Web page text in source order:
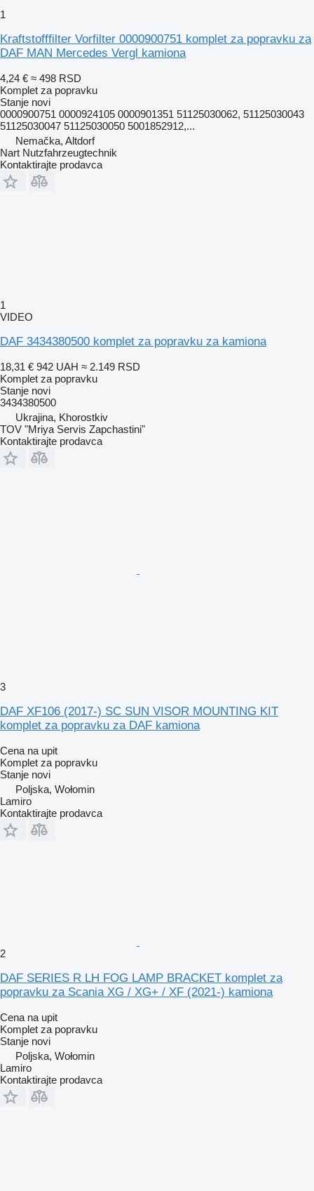
1
Kraftstofffilter Vorfilter 0000900751 komplet za popravku za
DAF MAN Mercedes Vergl kamiona
4,24 € ≈ 498 RSD
Komplet za popravku
Stanje novi
0000900751 0000924105 0000901351 51125030062, 51125030043
51125030047 51125030050 5001852912,...
Nemačka, Altdorf
Nart Nutzfahrzeugtechnik
Kontaktirajte prodavca
1
VIDEO
DAF 3434380500 komplet za popravku za kamiona
18,31 € 942 UAH ≈ 2.149 RSD
Komplet za popravku
Stanje novi
3434380500
Ukrajina, Khorostkiv
TOV "Mriya Servis Zapchastini"
Kontaktirajte prodavca
3
DAF XF106 (2017-) SC SUN VISOR MOUNTING KIT
komplet za popravku za DAF kamiona
Cena na upit
Komplet za popravku
Stanje novi
Poljska, Wołomin
Lamiro
Kontaktirajte prodavca
2
DAF SERIES R LH FOG LAMP BRACKET komplet za
popravku za Scania XG / XG+ / XF (2021-) kamiona
Cena na upit
Komplet za popravku
Stanje novi
Poljska, Wołomin
Lamiro
Kontaktirajte prodavca